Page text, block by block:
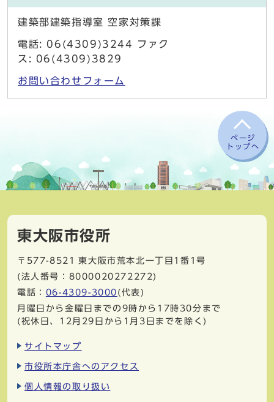
建築部建築指導室 空家対策課
電話: 06(4309)3244 ファク
ス: 06(4309)3829
お問い合わせフォーム
ページ
トップへ
東大阪市役所
〒577-8521
東大阪市荒本北一丁目1番1号
(法人番号：8000020272272)
電話： 06-4309-3000 (代表)
月曜日から金曜日までの9時から17時30分まで
(祝休日、12月29日から1月3日までを除く)
サイトマップ
市役所本庁舎へのアクセス
個人情報の取り扱い